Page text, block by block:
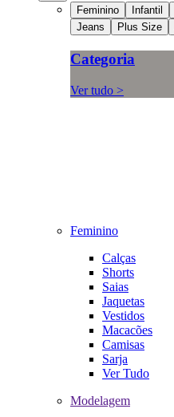
Feminino Infantil
Jeans
Plus Size
Categoria
Ver tudo >
Feminino
Calças
Shorts
Saias
Jaquetas
Vestidos
Macacões
Camisas
Sarja
Ver Tudo
Modelagem